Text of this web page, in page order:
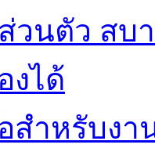
วนตัว ส
งได้
สำหรับง